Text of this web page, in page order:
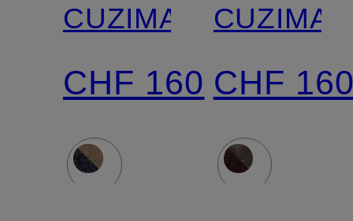
CUZIMA
CHF 160
CUZIMA
CHF